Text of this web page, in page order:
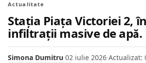
Actualitate
Stația Piața Victoriei 2,
infiltrații masive de apă.
Simona Dumitru·02 iulie 2026·Actualizat: